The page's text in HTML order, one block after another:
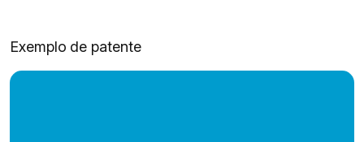
Exemplo de patente